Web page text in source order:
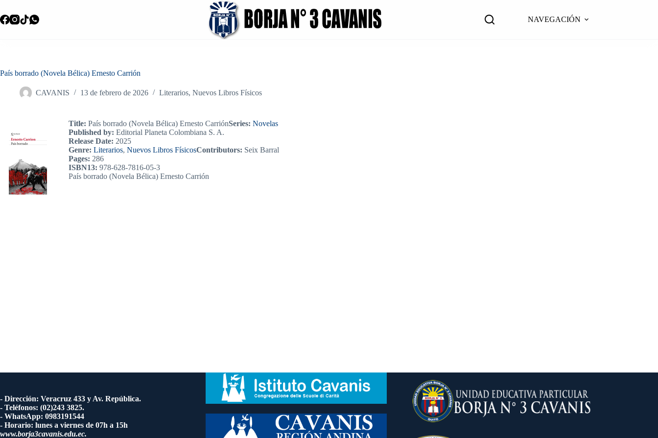
contenido
NAVEGACIÓN
País borrado (Novela Bélica) Ernesto Carrión
CAVANIS 13 de febrero de 2026 Literarios, Nuevos Libros Físicos
Title: País borrado (Novela Bélica) Ernesto CarriónSeries: Novelas
Published by: Editorial Planeta Colombiana S. A.
Release Date: 2025
Genre: Literarios, Nuevos Libros FísicosContributors: Seix Barral
Pages: 286
ISBN13: 978-628-7816-05-3
País borrado (Novela Bélica) Ernesto Carrión
- Dirección: Veracruz 433 y Av. República.
- Teléfonos: (02)243 3825.
- WhatsApp: 0983191544
- Horario: lunes a viernes de 07h a 15h
www.borja3cavanis.edu.ec.